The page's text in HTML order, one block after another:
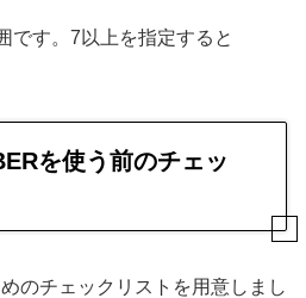
です。7以上を指定すると
を使う前のチェッ
のチェックリストを用意しまし